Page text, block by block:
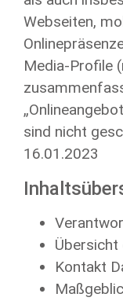
Webseiten,
Media-Profile
sind nicht
16.01.2023
Übersicht
Kontakt